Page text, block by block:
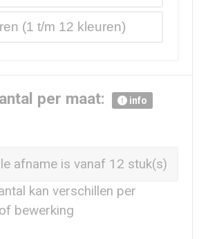
per maat: info
afname is vanaf 12 stuk(s)
kan verschillen per
bewerking